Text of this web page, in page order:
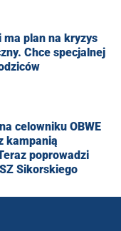
plan na kryzys
Chce specjalnej
celowniku OBWE
kampanią
poprowadzi
Sikorskiego